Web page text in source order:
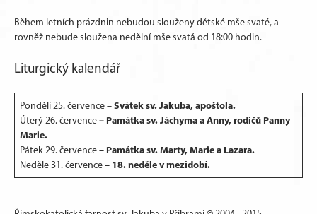
Během letních prázdnin nebudou slouženy dětské mše svaté, a
rovněž nebude sloužena nedělní mše svatá od 18:00 hodin.
Liturgický kalendář
Pondělí 25. července –Svátek sv. Jakuba, apoštola.
Úterý 26. července– Památka sv. Jáchyma a Anny, rodičů Panny
Marie.
Pátek 29. července– Památka sv. Marty, Marie a Lazara.
Neděle 31. července– 18. neděle v mezidobí.